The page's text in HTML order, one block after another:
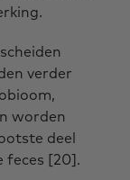
verder
worden
deel
feces [20].